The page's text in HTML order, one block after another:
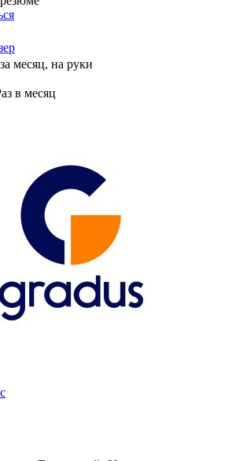
за месяц, на руки
в месяц